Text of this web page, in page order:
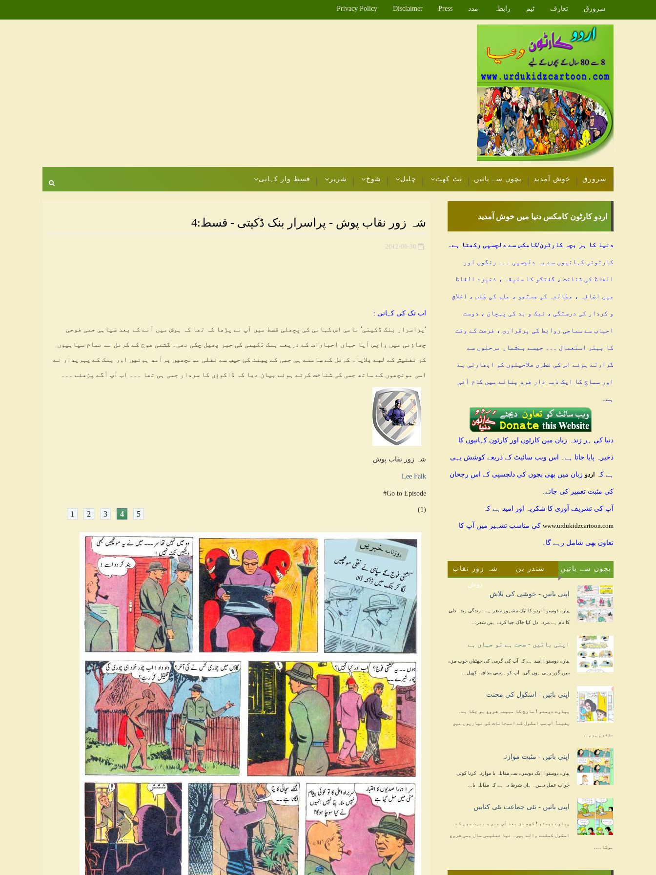
سرورق تعارف ٹیم رابطہ مدد Press
Disclaimer
Privacy Policy
سرورق خوش آمدید بچوں سے باتیں نٹ کھٹ چلبل شوخ شریر قسط وار کہانی
شہ زور نقاب پوش - پراسرار بنک ڈکیتی - قسط:4
2012-06-30
اب تک کی کہانی :
'پراسرار بنک ڈکیتی' نامی اس کہانی کی پچھلی قسط میں آپ نے پڑھا کہ تھا کہ ہوش میں آنے کے بعد سپاہی جمی فوجی
چھاؤنی میں واپس آیا جہاں اخبارات کے ذریعے بنک ڈکیتی کی خبر پھیل چکی تھی۔ گشتی فوج کے کرنل نے تمام سپاہیوں
کو تفتیش کے لیے بلایا۔ کرنل کے سامنے ہی جمی کے پینٹ کی جیب سے نقلی مونچھیں برآمد ہوئیں اور بنک کے پہریدار نے
اسی مونچھوں کے ساتھ جمی کی شناخت کرتے ہوئے بیان دیا کہ ڈاکوؤں کا سردار جمی ہی تھا ۔۔۔ اب آپ آگے پڑھئے ۔۔۔
شہ زور نقاب پوش
Lee Falk
Go to Episode#
1 2 3 4 5
(1)
اردو کارٹون کامکس دنیا میں خوش آمدید
دنیا کا ہر بچہ کارٹون/کامکس سے دلچسپی رکھتا ہے۔
کارٹونی کہانیوں سے یہ دلچسپی ۔۔۔ رنگوں اور
الفاظ کی شناخت ، گفتگو کا سلیقہ ، ذخیرۂ الفاظ
میں اضافہ ، مطالعہ کی جستجو ، علم کی طلب ، اخلاق
و کردار کی درستگی ، نیک و بد کی پہچان ، دوست
احباب سے سماجی روابط کی برقراری ، فرصت کے وقت
کا بہتر استعمال ۔۔۔ جیسے بےشمار مرحلوں سے
گزارتے ہوئے اس کی فطری صلاحیتوں کو ابھارتی ہے
اور سماج کا ایک ذمہ دار فرد بنانے میں کام آتی
ہے۔
دنیا کی ہر زندہ زبان میں کارٹون اور کارٹون کہانیوں کا
ذخیرہ پایا جاتا ہے۔ اس ویب سائیٹ کے ذریعے کوشش یہی
ہے کہ اردو زبان میں بھی بچوں کی دلچسپی کے اس رجحان
کی مثبت تعمیر کی جائے۔
آپ کی تشریف آوری کا شکریہ اور امید ہے کہ
www.urdukidzcartoon.com کی مناسب تشہیر میں آپ کا
تعاون بھی شامل رہے گا۔
بچوں سے باتیں سندر بن شہ زور نقاب
پوش
اپنی باتیں - خوشی کی تلاش
پیارے دوستو ! اردو کا ایک مشہور شعر ہے : زندگی زندہ دلی
کا نام ہے مردہ دل کیا خاک جیا کرتے ہیں شعر…
اپنی باتیں - صحت ہے تو جہاں ہے
پیارے دوستو ! امید ہے کہ آپ کی گرمی کی چھٹیاں خوب مزے
میں گزر رہی ہوں گی۔ آپ کو ہنسی مذاق ، کھیل…
اپنی باتیں - اسکول کی محنت
پیارے دوستو ! مارچ کا مہینہ شروع ہو چکا ہے۔
یقیناً آپ سب اسکول کے امتحانات کی تیاریوں میں
مشغول ہوں…
اپنی باتیں - مثبت موازنہ
پیارے دوستو ! ایک دوسرے سے مقابلہ یا موازنہ کرنا کوئی
خراب عمل نہیں۔ ہاں شرط یہ ہے کہ مقابلہ یا…
اپنی باتیں - نئی جماعت نئی کتابیں
پیارے دوستو ! کچھ دن بعد آپ میں سے بہت سوں کے
اسکول کھلنے والے ہیں۔ نیا تعلیمی سال بھی شروع
ہوگا۔…